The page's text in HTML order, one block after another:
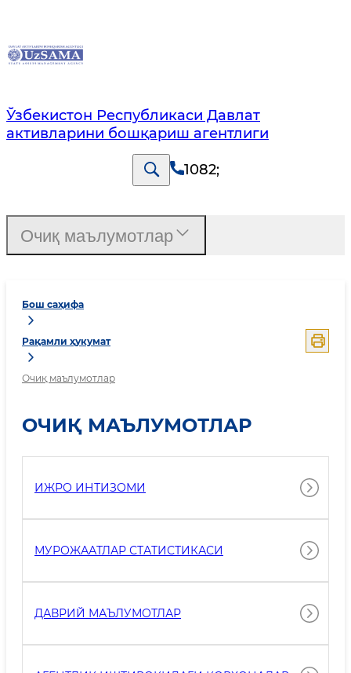
Ўзбекистон Республикаси Давлат
активларини бошқариш агентлиги
1082;
Бош саҳифа
Рақамли ҳукумат
Очиқ маълумотлар
ОЧИҚ МАЪЛУМОТЛАР
ИЖРО ИНТИЗОМИ
МУРОЖААТЛАР СТАТИСТИКАСИ
ДАВРИЙ МАЪЛУМОТЛАР
Очиқ маълумотлар